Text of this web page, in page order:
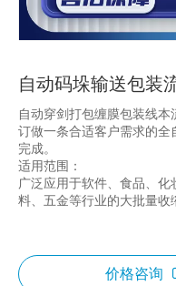
自动码垛输送包装
自动穿剑打包缠膜包装线
订做一条合适客户需求的
完成。
适用范围：
广泛应用于软件、食品、
料、五金等行业的大批量收
价格咨询